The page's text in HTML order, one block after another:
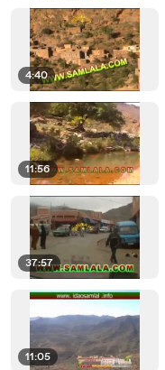
4:40
11:56
37:57
11:05